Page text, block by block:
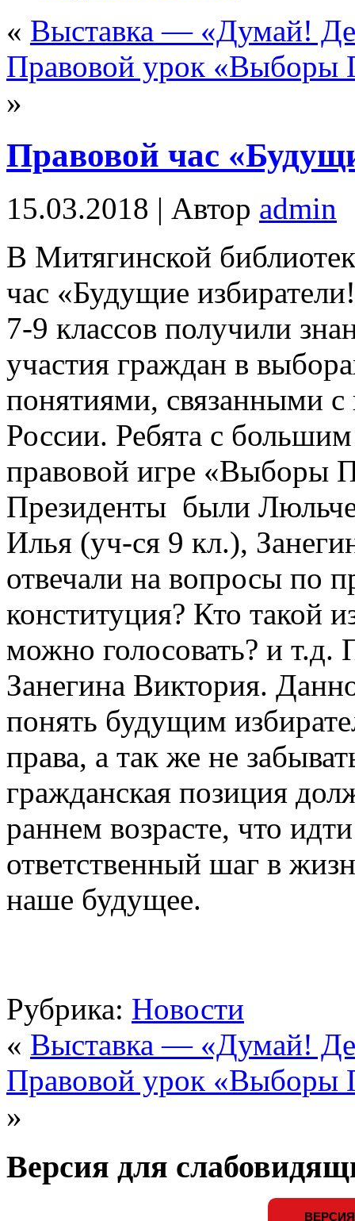
« Выставка — «Думай!
Правовой урок «Выборы
»
Правовой час
15.03.2018 | Автор admin
В Митягинской
час «Будущие
7-9 классов получили
участия граждан в
понятиями, связанными с
России. Ребята с
правовой игре «Выборы
Президенты были
Илья (уч-ся 9 кл.),
отвечали на вопросы по
конституция? Кто такой
можно голосовать? и т.д.
Занегина Виктория.
понять будущим
права, а так же не
гражданская позиция
раннем возрасте, что
ответственный шаг в
наше будущее.
Рубрика: Новости
« Выставка — «Думай!
Правовой урок «Выборы
»
Версия для